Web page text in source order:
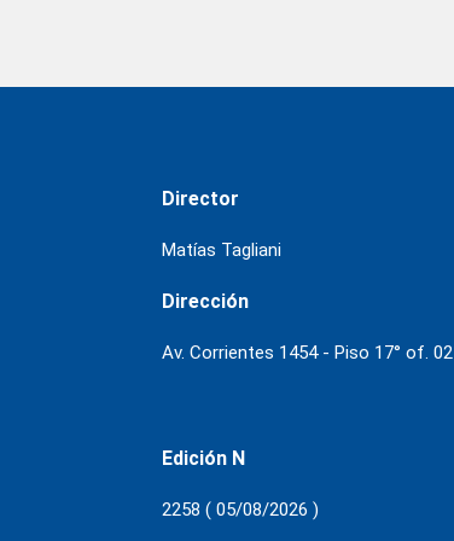
Director
Matías Tagliani
Dirección
Av. Corrientes 1454 - Piso 17° of. 02
Edición N
2258 ( 05/08/2026 )